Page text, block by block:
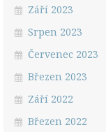
Září 2023
Srpen 2023
Červenec 2023
Březen 2023
Září 2022
Březen 2022